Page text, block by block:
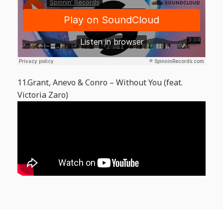
11.Grant, Anevo & Conro – Without You (feat.
Victoria Zaro)